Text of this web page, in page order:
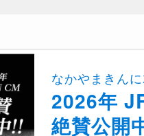
なかやまきん
2026年
絶賛公開